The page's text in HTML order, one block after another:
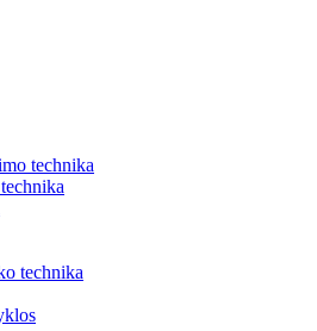
technika
technika